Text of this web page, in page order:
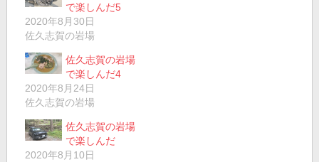
で楽しんだ5
2020年8月30日
佐久志賀の岩場
佐久志賀の岩場
で楽しんだ4
2020年8月24日
佐久志賀の岩場
佐久志賀の岩場
で楽しんだ
2020年8月10日